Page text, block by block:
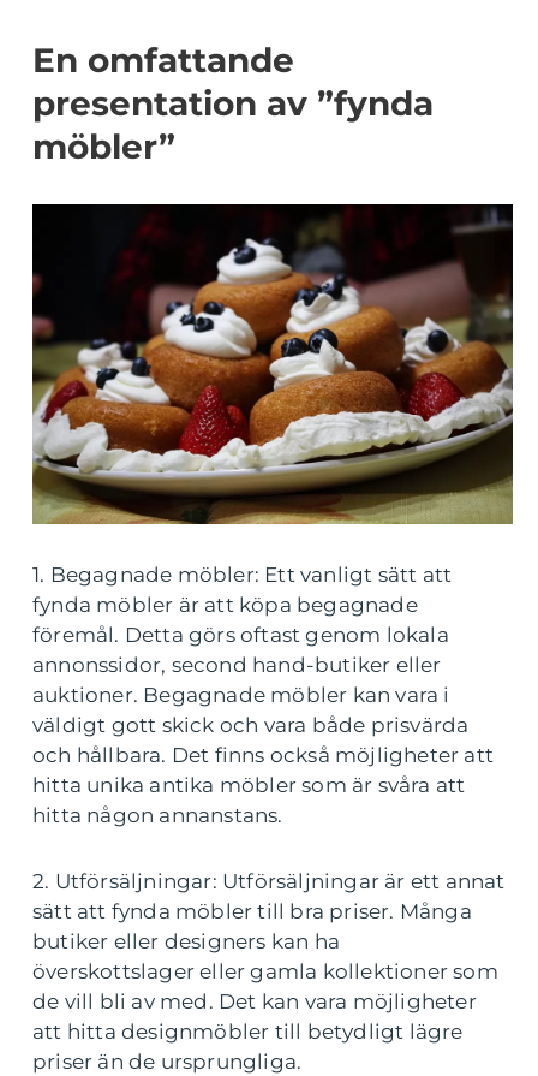
En omfattande
presentation av ”fynda
möbler”
1. Begagnade möbler: Ett vanligt sätt att
fynda möbler är att köpa begagnade
föremål. Detta görs oftast genom lokala
annonssidor, second hand-butiker eller
auktioner. Begagnade möbler kan vara i
väldigt gott skick och vara både prisvärda
och hållbara. Det finns också möjligheter att
hitta unika antika möbler som är svåra att
hitta någon annanstans.
2. Utförsäljningar: Utförsäljningar är ett annat
sätt att fynda möbler till bra priser. Många
butiker eller designers kan ha
överskottslager eller gamla kollektioner som
de vill bli av med. Det kan vara möjligheter
att hitta designmöbler till betydligt lägre
priser än de ursprungliga.